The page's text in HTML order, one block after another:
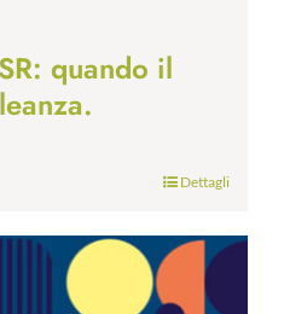
quando il
Dettagli